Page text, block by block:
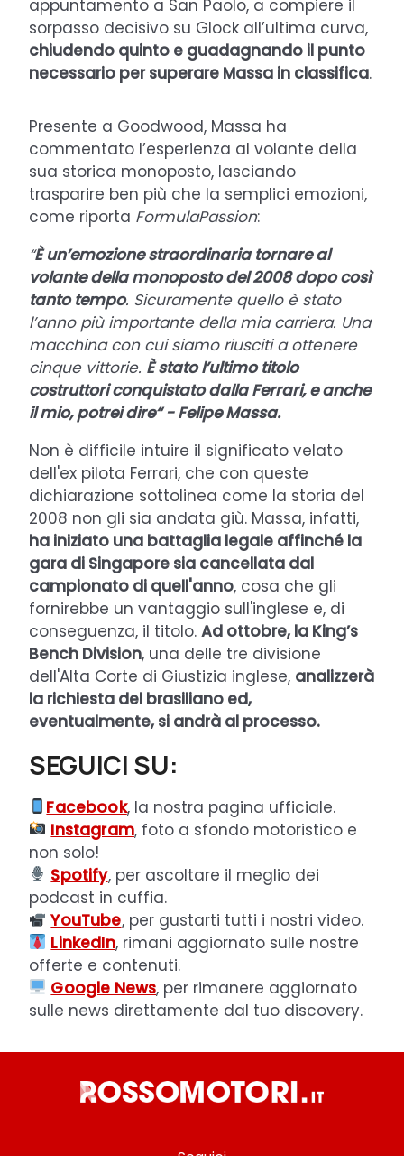
appuntamento a San Paolo, a compiere il
sorpasso decisivo su Glock all’ultima curva,
chiudendo quinto e guadagnando il punto
necessario per superare Massa in classifica.
Presente a Goodwood, Massa ha
commentato l’esperienza al volante della
sua storica monoposto, lasciando
trasparire ben più che la semplici emozioni,
come riporta FormulaPassion:
“È un’emozione straordinaria tornare al
volante della monoposto del 2008 dopo così
tanto tempo. Sicuramente quello è stato
l’anno più importante della mia carriera. Una
macchina con cui siamo riusciti a ottenere
cinque vittorie. È stato l’ultimo titolo
costruttori conquistato dalla Ferrari, e anche
il mio, potrei dire“ - Felipe Massa.
Non è difficile intuire il significato velato
dell'ex pilota Ferrari, che con queste
dichiarazione sottolinea come la storia del
2008 non gli sia andata giù. Massa, infatti,
ha iniziato una battaglia legale affinché la
gara di Singapore sia cancellata dal
campionato di quell'anno, cosa che gli
fornirebbe un vantaggio sull'inglese e, di
conseguenza, il titolo. Ad ottobre, la King’s
Bench Division, una delle tre divisione
dell'Alta Corte di Giustizia inglese, analizzerà
la richiesta del brasiliano ed,
eventualmente, si andrà al processo.
SEGUICI SU:
Facebook, la nostra pagina ufficiale.
Instagram, foto a sfondo motoristico e
non solo!
Spotify, per ascoltare il meglio dei
podcast in cuffia.
YouTube, per gustarti tutti i nostri video.
LinkedIn, rimani aggiornato sulle nostre
offerte e contenuti.
Google News, per rimanere aggiornato
sulle news direttamente dal tuo discovery.